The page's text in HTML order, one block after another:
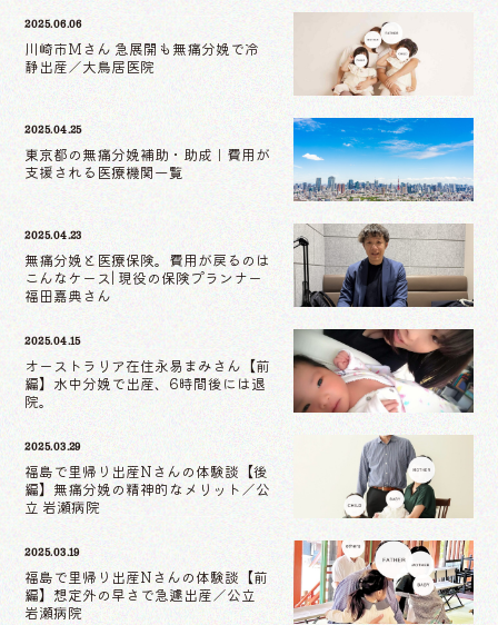
2025.06.06
川崎市Mさん 急展開も無痛分娩で冷
静出産／大鳥居医院
2025.04.25
東京都の無痛分娩補助・助成｜費用が
支援される医療機関一覧
2025.04.23
無痛分娩と医療保険。費用が戻るのは
こんなケース| 現役の保険プランナー
福田嘉典さん
2025.04.15
オーストラリア在住永易まみさん【前
編】水中分娩で出産、6時間後には退
院。
2025.03.29
福島で里帰り出産Nさんの体験談【後
編】無痛分娩の精神的なメリット／公
立 岩瀬病院
2025.03.19
福島で里帰り出産Nさんの体験談【前
編】想定外の早さで急遽出産／公立
岩瀬病院